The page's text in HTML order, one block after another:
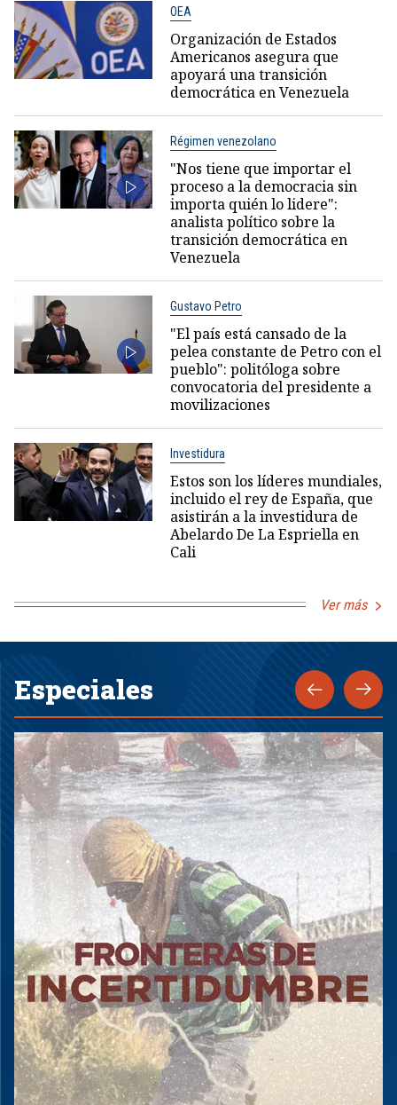
OEA
Organización de Estados
Americanos asegura que
apoyará una transición
democrática en Venezuela
Régimen venezolano
"Nos tiene que importar el
proceso a la democracia sin
importa quién lo lidere":
analista político sobre la
transición democrática en
Venezuela
Gustavo Petro
"El país está cansado de la
pelea constante de Petro con el
pueblo": politóloga sobre
convocatoria del presidente a
movilizaciones
Investidura
Estos son los líderes mundiales,
incluido el rey de España, que
asistirán a la investidura de
Abelardo De La Espriella en
Cali
Ver más
Especiales